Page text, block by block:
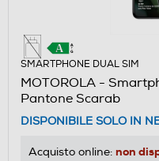
SMARTPHONE DUAL SIM
MOTOROLA -
Pantone Scarab
DISPONIBILE SOLO IN
Acquisto online: non